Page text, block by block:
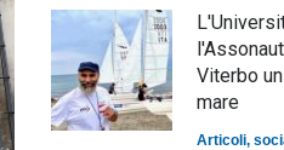
Viterbo
mare
Articoli,